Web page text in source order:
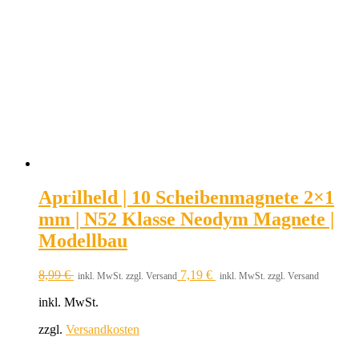
Aprilheld | 10 Scheibenmagnete 2×1
mm | N52 Klasse Neodym Magnete |
Modellbau
8,99€ inkl. MwSt. zzgl. Versand 7,19 € inkl. MwSt. zzgl. Versand
inkl. MwSt.
zzgl. Versandkosten